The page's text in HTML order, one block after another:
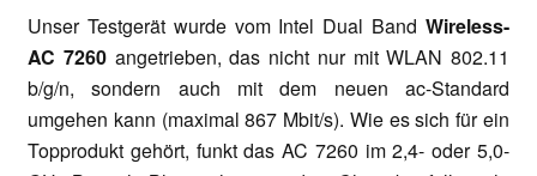
Unser Testgerät wurde vom Intel Dual Band Wireless-
AC 7260angetrieben, das nicht nur mit WLAN 802.11
b/g/n, sondern auch mit dem neuen ac-Standard
umgehen kann (maximal 867 Mbit/s). Wie es sich für ein
Topprodukt gehört, funkt das AC 7260 im 2,4- oder 5,0-